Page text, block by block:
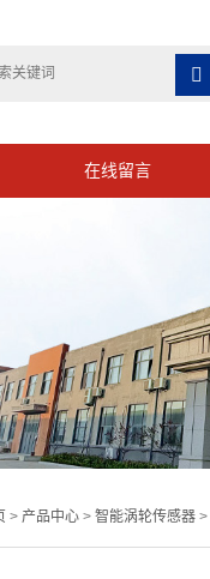

在线留言
> 产品中心> 智能涡轮传感器>